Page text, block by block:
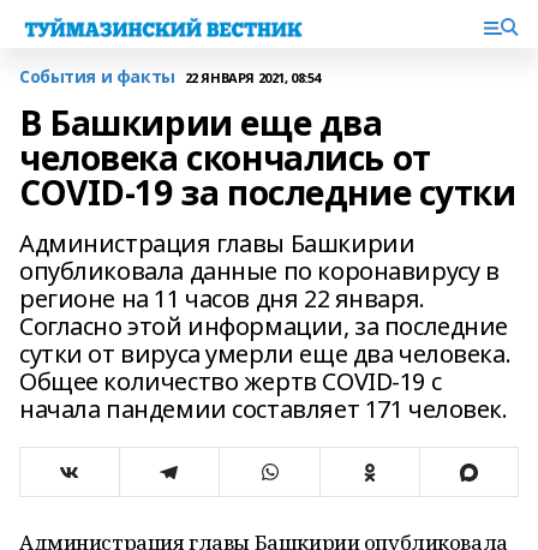
События и факты 22 ЯНВАРЯ 2021, 08:54
В Башкирии еще два
человека скончались от
COVID-19 за последние сутки
Администрация главы Башкирии
опубликовала данные по коронавирусу в
регионе на 11 часов дня 22 января.
Согласно этой информации, за последние
сутки от вируса умерли еще два человека.
Общее количество жертв COVID-19 с
начала пандемии составляет 171 человек.
Администрация главы Башкирии опубликовала